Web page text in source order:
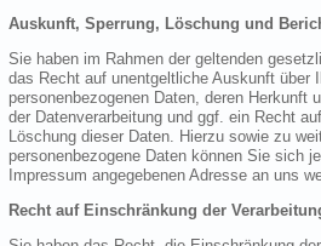
Auskunft, Sperrung, Löschung und
Sie haben im Rahmen der geltenden
das Recht auf unentgeltliche Auskunft über
personenbezogenen Daten, deren Herkunft
der Datenverarbeitung und ggf. ein Recht
Löschung dieser Daten. Hierzu sowie zu
personenbezogene Daten können Sie sich
Impressum angegebenen Adresse an uns
Recht auf Einschränkung der